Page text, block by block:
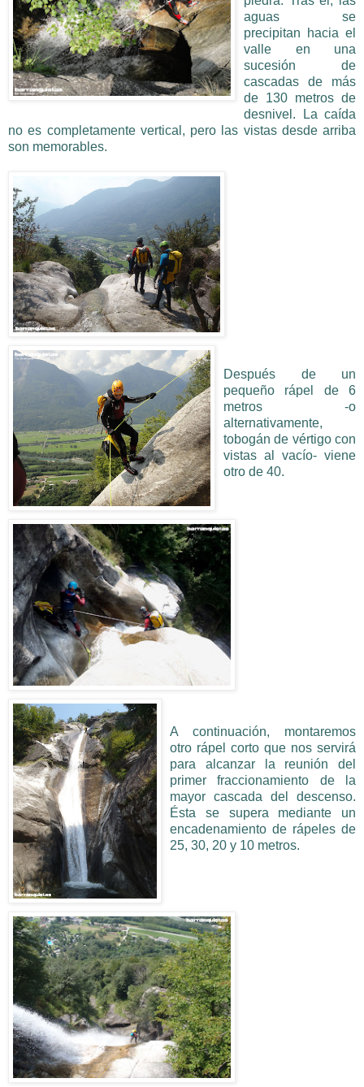
aguas se
precipitan hacia el
valle en una
sucesión de
cascadas de más
de 130 metros de
desnivel. La caída
no es completamente vertical, pero las vistas desde arriba
son memorables.
Después de un
pequeño rápel de 6
metros -o
alternativamente,
tobogán de vértigo con
vistas al vacío- viene
otro de 40.
A continuación, montaremos
otro rápel corto que nos servirá
para alcanzar la reunión del
primer fraccionamiento de la
mayor cascada del descenso.
Ésta se supera mediante un
encadenamiento de rápeles de
25, 30, 20 y 10 metros.